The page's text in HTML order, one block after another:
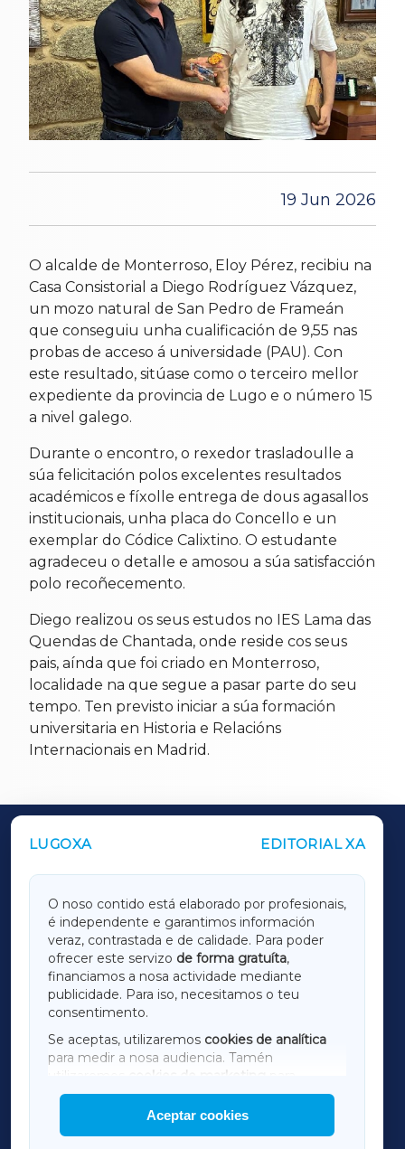
19 Jun 2026
O alcalde de Monterroso, Eloy Pérez, recibiu na
Casa Consistorial a Diego Rodríguez Vázquez,
un mozo natural de San Pedro de Frameán
que conseguiu unha cualificación de 9,55 nas
probas de acceso á universidade (PAU). Con
este resultado, sitúase como o terceiro mellor
expediente da provincia de Lugo e o número 15
a nivel galego.
Durante o encontro, o rexedor trasladoulle a
súa felicitación polos excelentes resultados
académicos e fíxolle entrega de dous agasallos
institucionais, unha placa do Concello e un
exemplar do Códice Calixtino. O estudante
agradeceu o detalle e amosou a súa satisfacción
polo recoñecemento.
Diego realizou os seus estudos no IES Lama das
Quendas de Chantada, onde reside cos seus
pais, aínda que foi criado en Monterroso,
localidade na que segue a pasar parte do seu
tempo. Ten previsto iniciar a súa formación
universitaria en Historia e Relacións
Internacionais en Madrid.
LUGOXA EDITORIAL XA
O noso contido está elaborado por profesionais,
é independente e garantimos información
veraz, contrastada e de calidade. Para poder
ofrecer este servizo de forma gratuíta,
financiamos a nosa actividade mediante
publicidade. Para iso, necesitamos o teu
consentimento.
Se aceptas, utilizaremos cookies de analítica
para medir a nosa audiencia. Tamén
utilizaremos
cookies de marketing
mostrar publicidade de terceiros.
Así mesmo, podes personalizar a elección das
cookies que desexas permitir.
Aceptar cookies
OUTROS PERIÓDICOS
LUGOXA
TERRACHAXA
AMARIÑAXA
RIBEIRASACRAXA